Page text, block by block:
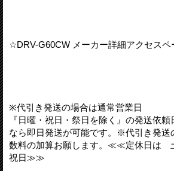
☆DRV-G60CW メーカー詳細アクセス
※代引き発送の場合は通常営業日
『日曜・祝日・祭日を除く』の発送依
なら即日発送が可能です。※代引き発送
数料の加算お願します。≪≪定休日は
祝日≫≫